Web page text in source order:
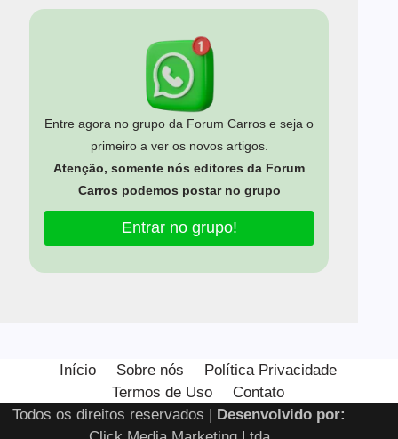
Entre agora no grupo da Forum Carros e seja o
primeiro a ver os novos artigos.
Atenção, somente nós editores da Forum
Carros podemos postar no grupo
Entrar no grupo!
Início Sobre nós
Política Privacidade
Termos de Uso
Contato
Todos os direitos reservados | Desenvolvido por:
experiência em nosso site.
Você pode saber mais sobre quais cookies estamos usando
ou desativá-los emconfigurações
Close GDPR